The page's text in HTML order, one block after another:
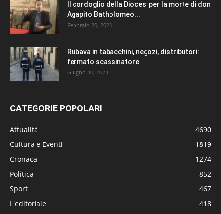
Il cordoglio della Diocesi per la morte di don
Agapito Batholomeo...
Febbraio 20, 2023
Rubava in tabacchini, negozi, distributori:
fermato scassinatore
Giugno 30, 2023
CATEGORIE POPOLARI
Attualità
4690
Cultura e Eventi
1819
Cronaca
1274
Politica
852
Sport
467
L'editoriale
418